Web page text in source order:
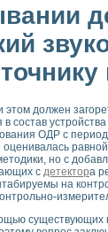
двигателей типа
на базе
должен
в состав
ОДР с
но с
с детектора
на
существующих